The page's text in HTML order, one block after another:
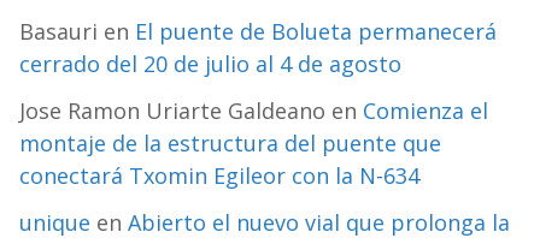
Basauri en El puente de Bolueta permanecerá
cerrado del 20 de julio al 4 de agosto
Jose Ramon Uriarte Galdeano en Comienza el
montaje de la estructura del puente que
conectará Txomin Egileor con la N-634
unique en Abierto el nuevo vial que prolonga la